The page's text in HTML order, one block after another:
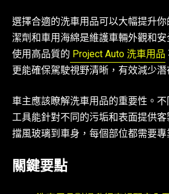
選擇合適的洗車用品可以大幅提升
潔劑和車用海綿是維護車輛外觀和
使用高品質的 Project Auto 洗車用品
更能確保駕駛視野清晰，有效減少潛
車主應該瞭解洗車用品的重要性。
工具能針對不同的污垢和表面提供
擋風玻璃到車身，每個部位都需要專
關鍵要點